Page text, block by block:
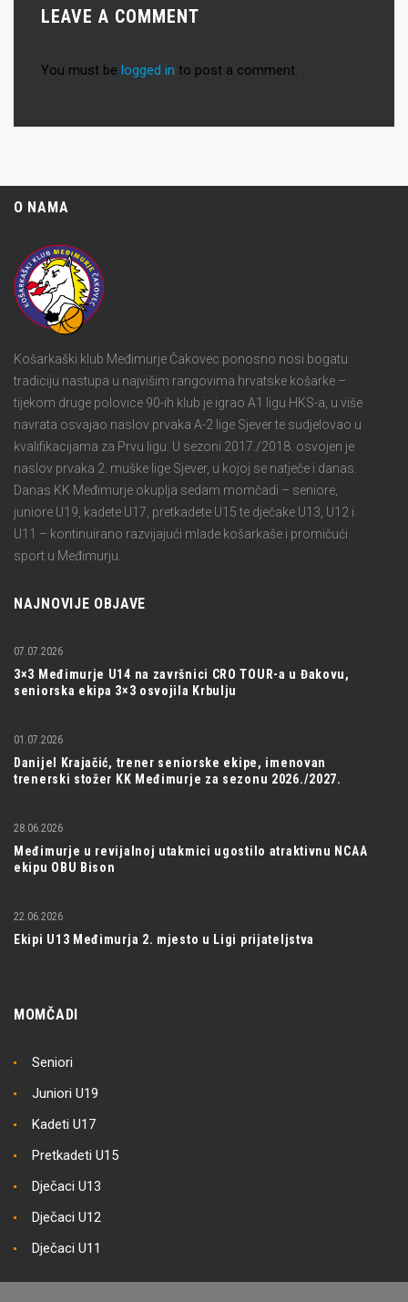
LEAVE A COMMENT
You must be logged in to post a comment.
O NAMA
Košarkaški klub Međimurje Čakovec ponosno nosi bogatu
tradiciju nastupa u najvišim rangovima hrvatske košarke –
tijekom druge polovice 90-ih klub je igrao A1 ligu HKS-a, u više
navrata osvajao naslov prvaka A-2 lige Sjever te sudjelovao u
kvalifikacijama za Prvu ligu. U sezoni 2017./2018. osvojen je
naslov prvaka 2. muške lige Sjever, u kojoj se natječe i danas.
Danas KK Međimurje okuplja sedam momčadi – seniore,
juniore U19, kadete U17, pretkadete U15 te dječake U13, U12 i
U11 – kontinuirano razvijajući mlade košarkaše i promičući
sport u Međimurju.
NAJNOVIJE OBJAVE
3×3 Međimurje U14 na završnici CRO TOUR-a u Đakovu,
seniorska ekipa 3×3 osvojila Krbulju
07.07.2026
Danijel Krajačić, trener seniorske ekipe, imenovan
trenerski stožer KK Međimurje za sezonu 2026./2027.
01.07.2026
Međimurje u revijalnoj utakmici ugostilo atraktivnu NCAA
ekipu OBU Bison
28.06.2026
Ekipi U13 Međimurja 2. mjesto u Ligi prijateljstva
22.06.2026
MOMČADI
Seniori
Juniori U19
Kadeti U17
Pretkadeti U15
Dječaci U13
Dječaci U12
Dječaci U11